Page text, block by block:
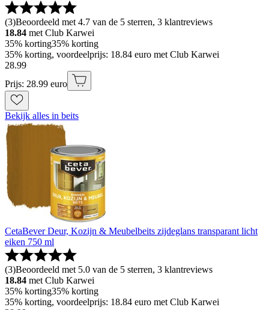
(3)Beoordeeld met 4.7 van de 5 sterren, 3 klantreviews
18.84 met Club Karwei
35% korting35% korting
35% korting, voordeelprijs: 18.84 euro met Club Karwei
28.99
Prijs: 28.99 euro
Bekijk alles in beits
CetaBever Deur, Kozijn & Meubelbeits zijdeglans transparant licht
eiken 750 ml
(3)Beoordeeld met 5.0 van de 5 sterren, 3 klantreviews
18.84 met Club Karwei
35% korting35% korting
35% korting, voordeelprijs: 18.84 euro met Club Karwei